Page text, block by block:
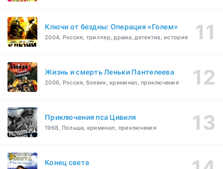
Ключи от бездны: Операция «Голем»
2004, Россия, триллер, драма, детектив, история
Жизнь и смерть Леньки Пантелеева
2006, Россия, боевик, криминал, приключения
Приключения пса Цивиля
1968, Польша, криминал, приключения
Конец света